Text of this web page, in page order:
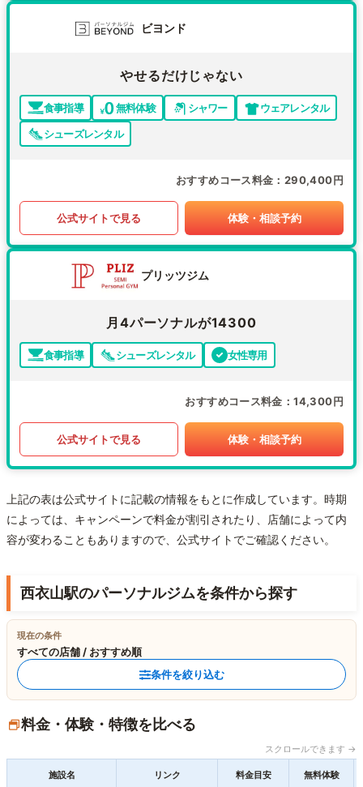
ビヨンド
やせるだけじゃない
食事指導 無料体験 シャワー
ウェアレンタル
シューズレンタル
おすすめコース料金 290,400円
公式サイトで見る 体験・相談予約
プリッツジム
月4パーソナルが14300
食事指導 シューズレンタル 女性専用
おすすめコース料金 14,300円
公式サイトで見る 体験・相談予約
上記の表は公式サイトに記載の情報をもとに作成しています。時期
によっては、キャンペーンで料金が割引されたり、店舗によって内
容が変わることもありますので、公式サイトでご確認ください。
西衣山駅のパーソナルジムを条件から探す
現在の条件
すべての店舗 / おすすめ順
条件を絞り込む
料金・体験・特徴を比べる
スクロールできます →
施設名 リンク 料金目安 無料体験